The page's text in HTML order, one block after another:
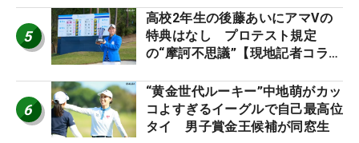
5
高校2年生の後藤あいにアマVの
特典はなし プロテスト規定
の“摩訶不思議”【現地記者コラ
6
“黄金世代ルーキー”中地萌がカッ
コよすぎるイーグルで自己最高位
タイ 男子賞金王候補が同窓生